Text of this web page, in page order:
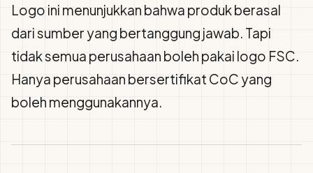
Logo ini menunjukkan bahwa produk berasal
dari sumber yang bertanggung jawab. Tapi
tidak semua perusahaan boleh pakai logo FSC.
Hanya perusahaan bersertifikat CoC yang
boleh menggunakannya.